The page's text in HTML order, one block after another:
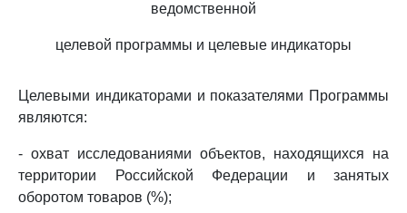
ведомственной
целевой программы и целевые индикаторы
Целевыми индикаторами и показателями Программы
являются:
- охват исследованиями объектов, находящихся на
территории Российской Федерации и занятых
оборотом товаров (%);